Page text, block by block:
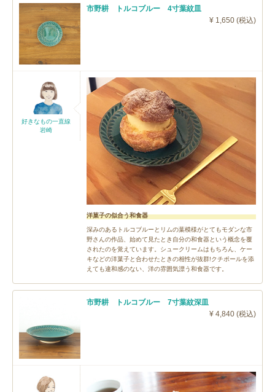
市野耕 トルコブルー 4寸葉紋皿
¥ 1,650 (税込)
好きなもの一直線
岩崎
洋菓子の似合う和食器
深みのあるトルコブルーとリムの葉模様がとてもモダンな市
野さんの作品、始めて見たとき自分の和食器という概念を覆
されたのを覚えています。シュークリームはもちろん、ケー
キなどの洋菓子と合わせたときの相性が抜群!クチポールを添
えても違和感のない、洋の雰囲気漂う和食器です。
市野耕 トルコブルー 7寸葉紋深皿
¥ 4,840 (税込)